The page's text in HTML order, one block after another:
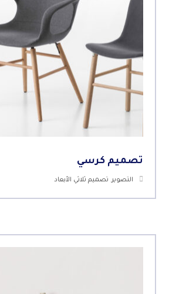
تصميم كرسي
التصوير, تصميم ثلاثي الأبعاد